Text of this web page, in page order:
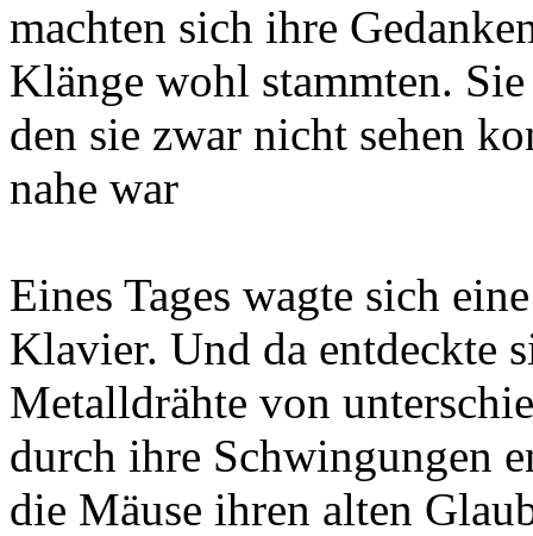
machten sich ihre
Klänge wohl stammten.
den sie zwar nicht sehen
nahe war
Eines Tages wagte sich
Klavier. Und da entdeckte
Metalldrähte von
durch ihre Schwingungen
die Mäuse ihren alten